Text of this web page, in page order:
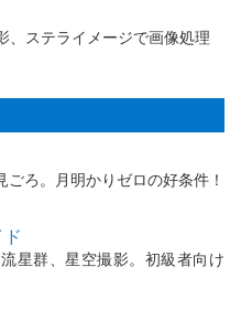
、ステライメージで画像処理
ろ。月明かりゼロの好条件！
星群、星空撮影。初級者向け